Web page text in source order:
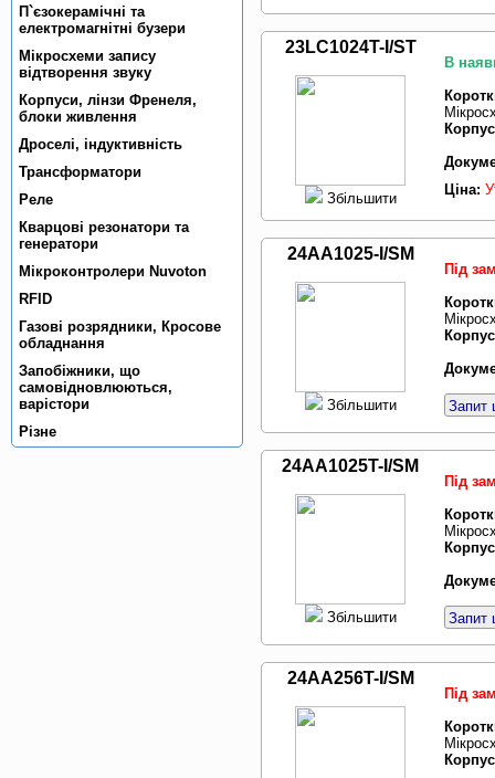
П`єзокерамiчнi та
електромагнiтнi бузери
Мікросхеми запису
відтворення звуку
Корпуси, лiнзи Френеля,
блоки живлення
Дроселi, iндуктивнiсть
Трансформатори
Реле
Кварцовi резонатори та
генератори
Мiкроконтролери Nuvoton
RFID
Газовi розрядники, Кросове
обладнання
Запобiжники, що
самовiдновлюються,
варiстори
Рiзне
23LC1024T-I/ST
Збільшити
В
Ціна:
24AA1025-I/SM
Збільшити
Під
Запит
24AA1025T-I/SM
Збільшити
Під
Запит
24AA256T-I/SM
Під